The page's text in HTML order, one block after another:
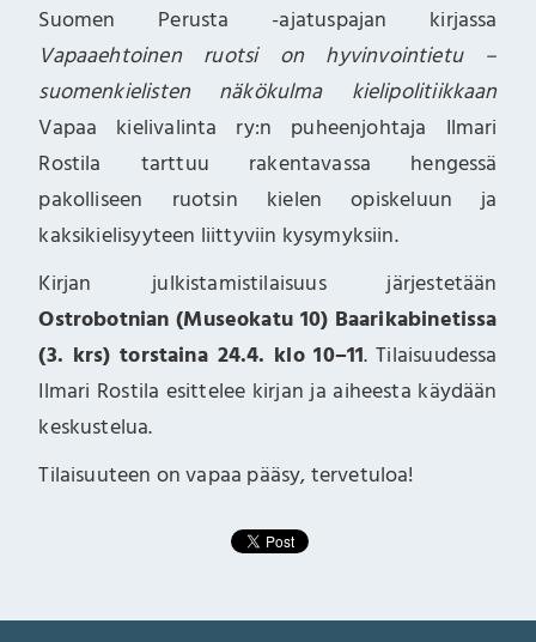
Suomen Perusta -ajatuspajan kirjassa
Vapaaehtoinen ruotsi on hyvinvointietu –
suomenkielisten näkökulma kielipolitiikkaan
Vapaa kielivalinta ry:n puheenjohtaja Ilmari
Rostila tarttuu rakentavassa hengessä
pakolliseen ruotsin kielen opiskeluun ja
kaksikielisyyteen liittyviin kysymyksiin.
Kirjan julkistamistilaisuus järjestetään
Ostrobotnian (Museokatu 10) Baarikabinetissa
(3. krs) torstaina 24.4. klo 10–11. Tilaisuudessa
Ilmari Rostila esittelee kirjan ja aiheesta käydään
keskustelua.
Tilaisuuteen on vapaa pääsy, tervetuloa!